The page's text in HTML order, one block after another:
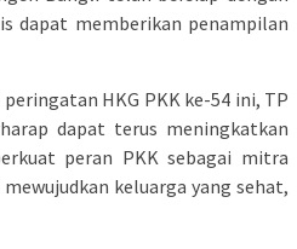
dapat memberikan penampilan
HKG PKK ke-54 ini, TP
dapat terus meningkatkan
peran PKK sebagai mitra
keluarga yang sehat,